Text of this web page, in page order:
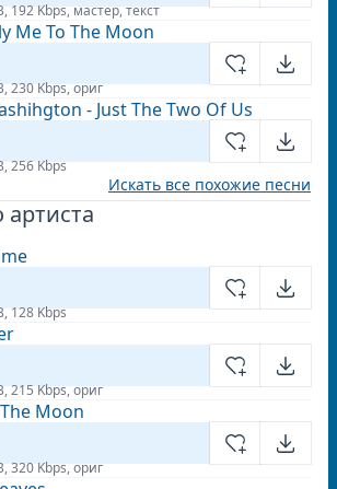
192 Kbps, мастер, текст
Me To The Moon
230 Kbps, ориг
- Just The Two Of Us
256 Kbps
Искать все похожие песни
артиста
128 Kbps
215 Kbps, ориг
The Moon
320 Kbps, ориг